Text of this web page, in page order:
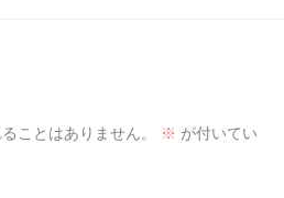
ことはありません。 ※ が付いてい